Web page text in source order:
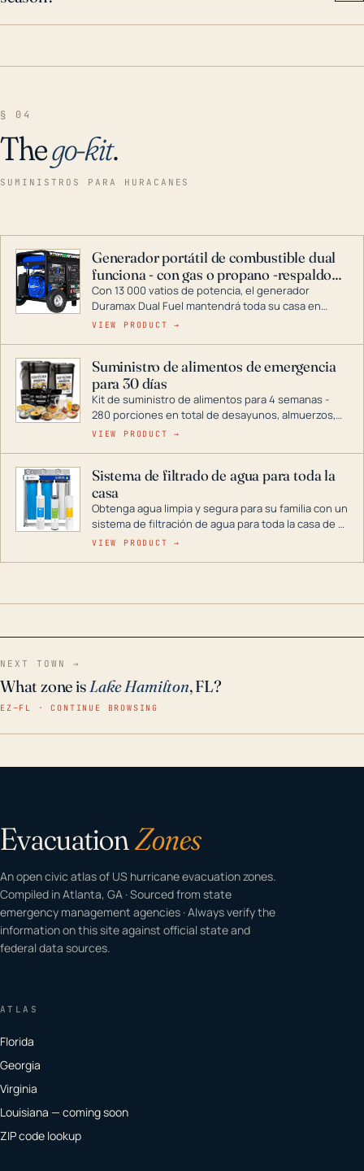
§ 04
Thego-kit.
SUMINISTROS PARA HURACANES
Generador portátil de combustible dual
funciona - con gas o propano -respaldo
para el hogar
Con 13 000 vatios de potencia, el generador
Duramax Dual Fuel mantendrá toda su casa en
funcionamiento durante una tormenta o un corte
combustible dual, con una gama completa que
abarca desde inversores digitales hasta
generadores que pueden alimentar toda su casa.
VIEW PRODUCT →
Suministro de alimentos de emergencia
para 30 días
Kit de suministro de alimentos para 4 semanas -
280 porciones en total de desayunos, almuerzos,
cenas y postres. Se puede almacenar durante
VIEW PRODUCT →
Sistema de filtrado de agua para toda la
casa
Obtenga agua limpia y segura para su familia con un
sistema de filtración de agua para toda la casa de 3
etapas. La tecnología avanzada de este filtro
en situaciones de emergencia.
VIEW PRODUCT →
NEXT TOWN →
What zone isLake Hamilton, FL?
EZ–FL · CONTINUE BROWSING
EvacuationZones
An open civic atlas of US hurricane evacuation zones.
Compiled in Atlanta, GA · Sourced from state
emergency management agencies · Always verify the
information on this site against official state and
federal data sources.
ATLAS
Florida
Georgia
Virginia
Louisiana — coming soon
ZIP code lookup